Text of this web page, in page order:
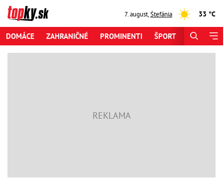
7. august,Štefánia 33 °C
DOMÁCE ZAHRANIČNÉ PROMINENTI ŠPORT